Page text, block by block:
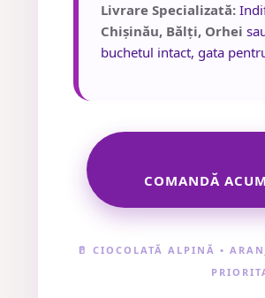
Livrare Specializată:
Chișinău, Bălți, Orhei
buchetul intact, gata
COMANDĂ
🥛 CIOCOLATĂ ALPINĂ •